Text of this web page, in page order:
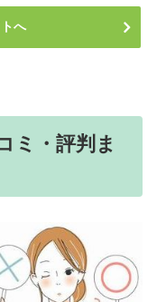
へ
ミ・評判ま